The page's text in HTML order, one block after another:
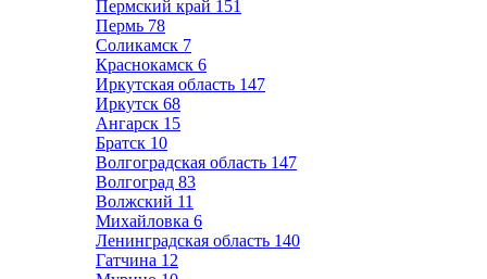
Пермский край 151
Пермь 78
Соликамск 7
Краснокамск 6
Иркутская область 147
Иркутск 68
Ангарск 15
Братск 10
Волгоградская область 147
Волгоград 83
Волжский 11
Михайловка 6
Ленинградская область 140
Гатчина 12